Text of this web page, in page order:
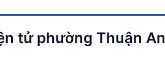
tử phường Thuận An